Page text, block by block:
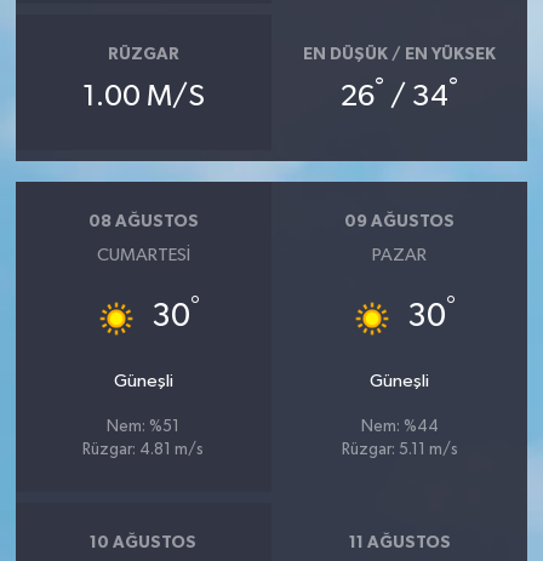
RÜZGAR
1.00 M/S
EN DÜŞÜK / EN YÜKSEK
26° / 34°
08 AĞUSTOS
CUMARTESI
30°
Güneşli
Nem: %51
Rüzgar: 4.81 m/s
09 AĞUSTOS
PAZAR
30°
Güneşli
Nem: %44
Rüzgar: 5.11 m/s
10 AĞUSTOS 11 AĞUSTOS